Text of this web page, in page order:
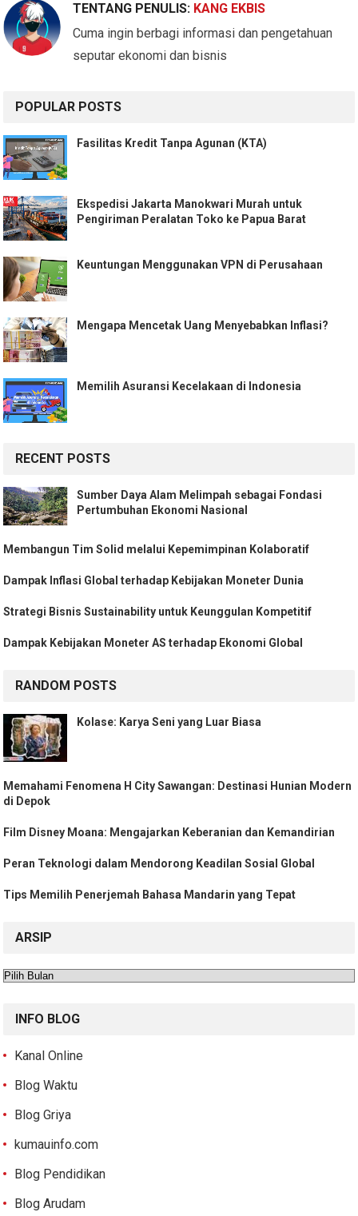
TENTANG PENULIS: KANG EKBIS
Cuma ingin berbagi informasi dan pengetahuan
seputar ekonomi dan bisnis
POPULAR POSTS
Fasilitas Kredit Tanpa Agunan (KTA)
Ekspedisi Jakarta Manokwari Murah untuk
Pengiriman Peralatan Toko ke Papua Barat
Keuntungan Menggunakan VPN di Perusahaan
Mengapa Mencetak Uang Menyebabkan Inflasi?
Memilih Asuransi Kecelakaan di Indonesia
RECENT POSTS
Sumber Daya Alam Melimpah sebagai Fondasi
Pertumbuhan Ekonomi Nasional
Membangun Tim Solid melalui Kepemimpinan Kolaboratif
Dampak Inflasi Global terhadap Kebijakan Moneter Dunia
Strategi Bisnis Sustainability untuk Keunggulan Kompetitif
Dampak Kebijakan Moneter AS terhadap Ekonomi Global
RANDOM POSTS
Kolase: Karya Seni yang Luar Biasa
Memahami Fenomena H City Sawangan: Destinasi Hunian Modern
di Depok
Film Disney Moana: Mengajarkan Keberanian dan Kemandirian
Peran Teknologi dalam Mendorong Keadilan Sosial Global
Tips Memilih Penerjemah Bahasa Mandarin yang Tepat
ARSIP
Arsip
INFO BLOG
Kanal Online
Blog Waktu
Blog Griya
kumauinfo.com
Blog Pendidikan
Blog Arudam